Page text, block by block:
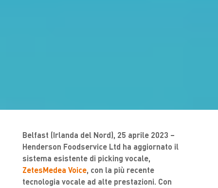
Belfast (Irlanda del Nord), 25 aprile 2023 –
Henderson Foodservice Ltd ha aggiornato il
sistema esistente di picking vocale,
ZetesMedea Voice, con la più recente
tecnologia vocale ad alte prestazioni. Con